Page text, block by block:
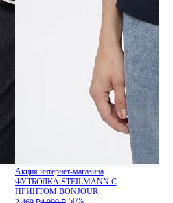
Акция интернет-магазина
ФУТБОЛКА STEILMANN С
ПРИНТОМ BONJOUR